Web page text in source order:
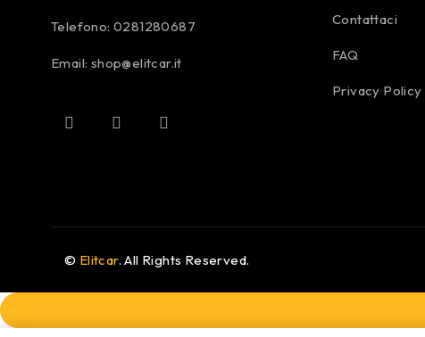
Telefono:0281280687
Email: shop@elitcar.it
Contattaci
FAQ
Privacy Policy
© Elitcar. All Rights Reserved.